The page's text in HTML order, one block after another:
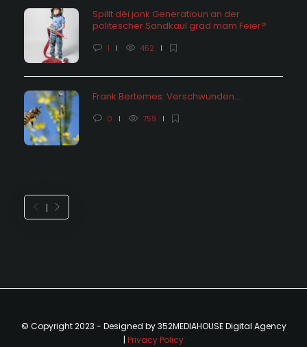
Spillt déi jonk Generatioun an der
politescher Sandkaul grad mam Feier?
1 452
Frank Bertemes: Verschwunden….
0 759
© Copyright 2023 - Designed by 352MEDIAHOUSE Digital Agency
| Privacy Policy